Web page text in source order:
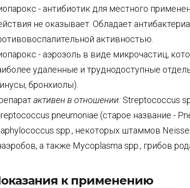
- антибиотик для местного
не оказывает. Обладает
активностью.
- аэрозоль в виде микрочастиц,
удаленные и труднодоступные
бронхиолы).
активен в отношении: Streptococcus
pneumoniae (старое название -
spp., некоторых штаммов
а также Mycoplasma spp., грибов
к применению